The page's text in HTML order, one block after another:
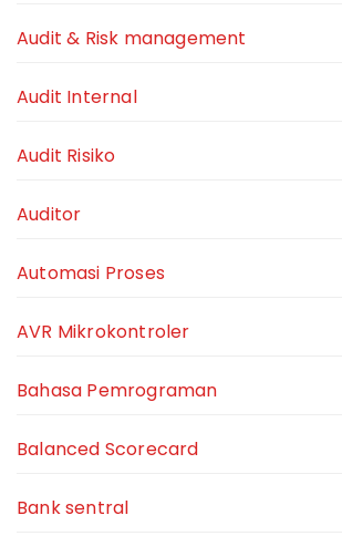
Audit & Risk management
Audit Internal
Audit Risiko
Auditor
Automasi Proses
AVR Mikrokontroler
Bahasa Pemrograman
Balanced Scorecard
Bank sentral